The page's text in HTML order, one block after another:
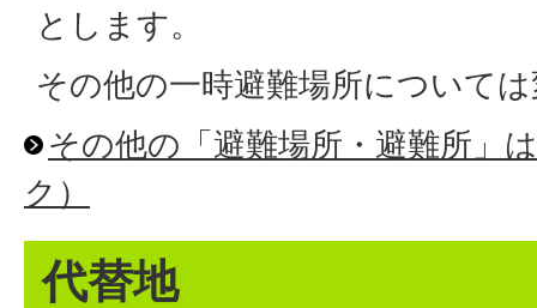
とします。
その他の一時避難場所について
その他の「避難場所・避難所」
ク）
代替地